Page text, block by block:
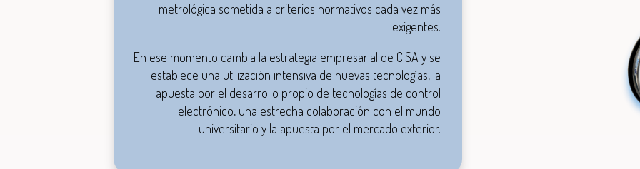
metrológica sometida a criterios normativos cada vez más
exigentes.
En ese momento cambia la estrategia empresarial de CISA y se
establece una utilización intensiva de nuevas tecnologías, la
apuesta por el desarrollo propio de tecnologías de control
electrónico, una estrecha colaboración con el mundo
universitario y la apuesta por el mercado exterior.